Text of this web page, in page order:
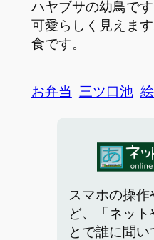
ハヤブサの幼鳥です
可愛らしく見えま
食です。
お弁当 三ツ口池
スマホの操
ど、「ネット
とで誰に聞